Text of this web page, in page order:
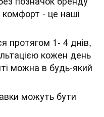
- це наші
протягом 1- 4 днів,
кожен день
можна в будь-який
можуть бути